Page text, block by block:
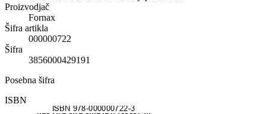
Proizvodjač
Fornax
Šifra artikla
000000722
Šifra
3856000429191
Posebna šifra
ISBN